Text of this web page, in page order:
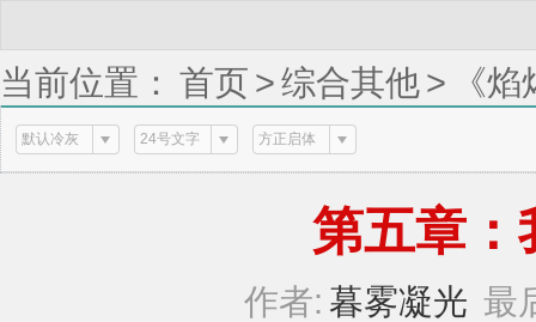
当前位置： 首页 >综合其他>
《
(2 / 6)
默认冷灰 24号文字 方正启体
第五章：
作者: 暮雾凝光 最